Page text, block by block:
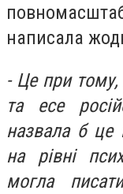
написала
- Це при
та есе
назвала б це
на рівні
могла